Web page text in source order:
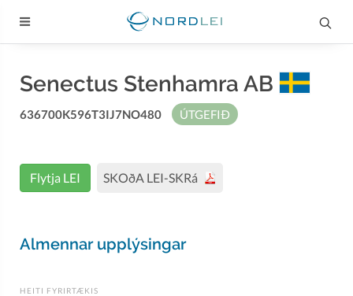
Senectus Stenhamra AB
636700K596T3IJ7NO480 ÚTGEFIÐ
Flytja LEI SKOðA LEI-SKRá
Almennar upplýsingar
HEITI FYRIRTÆKIS